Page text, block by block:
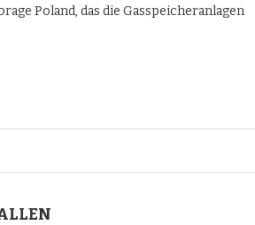
Poland, das die Gasspeicheranlagen